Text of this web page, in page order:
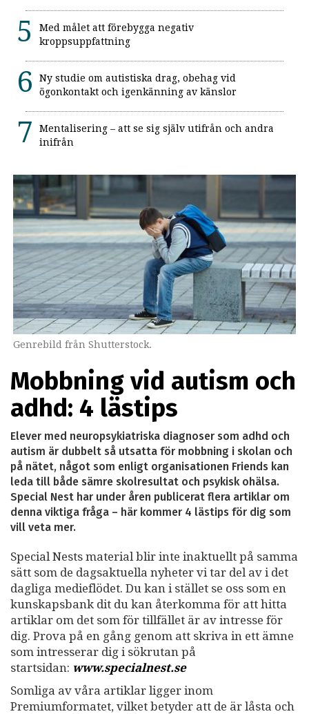
Med målet att förebygga negativ
kroppsuppfattning
Ny studie om autistiska drag, obehag vid
ögonkontakt och igenkänning av känslor
Mentalisering – att se sig själv utifrån och andra
inifrån
Genrebild från Shutterstock.
Mobbning vid autism och
adhd: 4 lästips
Elever med neuropsykiatriska diagnoser som adhd och
autism är dubbelt så utsatta för mobbning i skolan och
på nätet, något som enligt organisationen Friends kan
leda till både sämre skolresultat och psykisk ohälsa.
Special Nest har under åren publicerat flera artiklar om
denna viktiga fråga – här kommer 4 lästips för dig som
vill veta mer.
Special Nests material blir inte inaktuellt på samma
sätt som de dagsaktuella nyheter vi tar del av i det
dagliga medieflödet. Du kan i stället se oss som en
kunskapsbank dit du kan återkomma för att hitta
artiklar om det som för tillfället är av intresse för
dig. Prova på en gång genom att skriva in ett ämne
som intresserar dig i sökrutan på
startsidan: www.specialnest.se
Somliga av våra artiklar ligger inom
Premiumformatet, vilket betyder att de är låsta och